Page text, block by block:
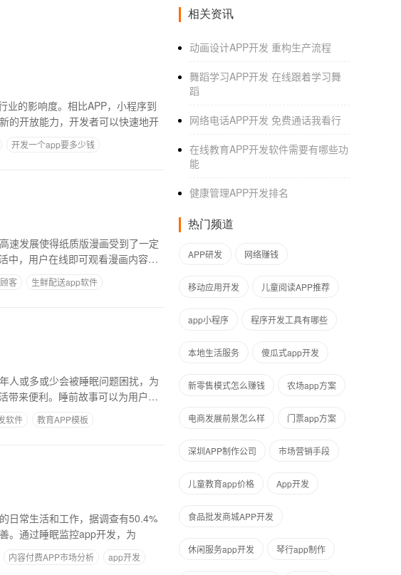
业的影响度。相比APP，小程序到
的开放能力，开发者可以快速地开
开发一个app要多少钱
速发展使得纸质版漫画受到了一定
中，用户在线即可观看漫画内容，
客 生鲜配送app软件
人或多或少会被睡眠问题困扰，为
带来便利。睡前故事可以为用户创
软件
教育APP模板
日常生活和工作，据调查有50.4%
。通过睡眠监控app开发，为
内容付费APP市场分析
app开发
相关资讯
动画设计APP开发 重构生产流程
舞蹈学习APP开发 在线跟着学习舞
蹈
网络电话APP开发 免费通话我看行
在线教育APP开发软件需要有哪些功
能
健康管理APP开发排名
热门频道
APP研发 网络赚钱
移动应用开发 儿童阅读APP推荐
app小程序 程序开发工具有哪些
本地生活服务 傻瓜式app开发
新零售模式怎么赚钱 农场app方案
电商发展前景怎么样 门票app方案
深圳APP制作公司 市场营销手段
儿童教育app价格 App开发
食品批发商城APP开发
休闲服务app开发 琴行app制作